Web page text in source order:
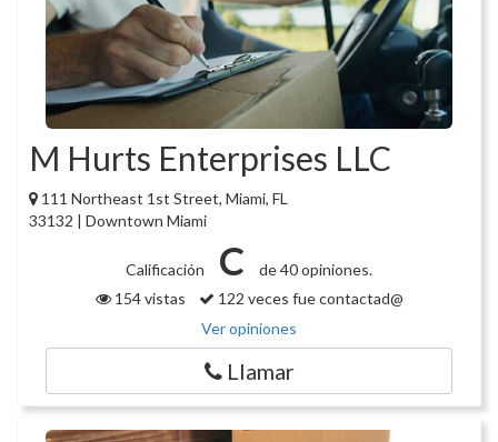
M Hurts Enterprises LLC
111 Northeast 1st Street, Miami, FL
33132 | Downtown Miami
Calificación C
de 40 opiniones.
154 vistas
122 veces fue contactad@
Ver opiniones
Llamar